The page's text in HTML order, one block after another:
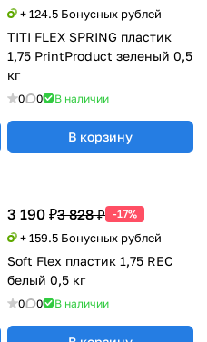
+ 124.5 Бонусных рублей
TITI FLEX SPRING пластик
1,75 PrintProduct зеленый 0,5
кг
0 0 В наличии
В корзину
3 190 ₽3 828 ₽ -17%
+ 159.5 Бонусных рублей
Soft Flex пластик 1,75 REC
белый 0,5 кг
0 0 В наличии